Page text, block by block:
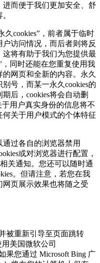
而便于我们更加安全、舒
久cookies”，前者属于临时
访问情况，而后者则将反
将有助于我们为您提供最
同时还能在您重复使用我
网页和全新的内容。永久
号，而某一永久cookies的
后，cookies将会自动删
用户真实身份的信息将不
关于用户模式的个体特征
通过各自的浏览器禁用
或对浏览器进行配置，
关通知。您还可以随时通
。但请注意，若您在我
页展示效果也将随之受
被重新引导至页面跳转
美国微软公司
果您通过 Microsoft Bing 广